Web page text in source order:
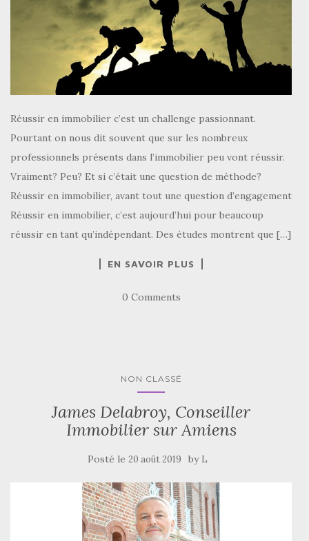
Réussir en immobilier c’est un challenge passionnant.
Pourtant on nous dit souvent que sur les nombreux
professionnels présents dans l’immobilier peu vont réussir.
Vraiment? Peu? Et si c’était une question de méthode?
Réussir en immobilier, avant tout une question d’engagement
Réussir en immobilier, c’est aujourd’hui pour beaucoup
réussir en tant qu’indépendant. Des études montrent que […]
EN SAVOIR PLUS
0 Comments
NON CLASSÉ
James Delabroy, Conseiller
Immobilier sur Amiens
Posté le 20 août 2019 by L